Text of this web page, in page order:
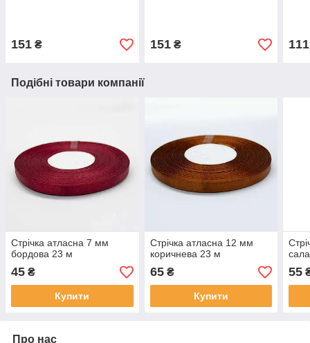
151 ₴ 151₴ 111
Подібні товари компанії
Стрічка атласна 7 мм
бордова 23 м
45 ₴
Купити
Стрічка атласна 12 мм
коричнева 23 м
65₴
Купити
55
Про нас